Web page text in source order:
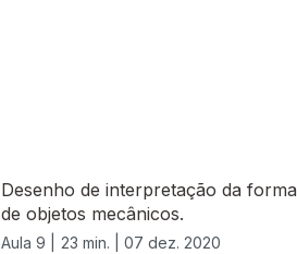
Desenho de interpretação da forma
de objetos mecânicos.
Aula 9 | 23 min. | 07 dez. 2020